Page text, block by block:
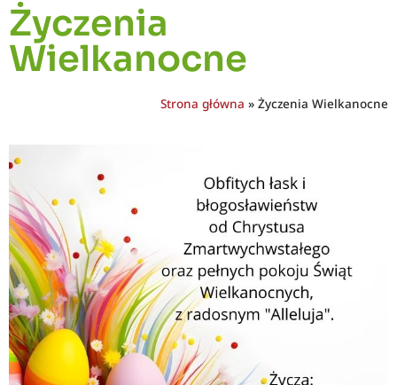
Życzenia
Wielkanocne
Strona główna » Życzenia Wielkanocne